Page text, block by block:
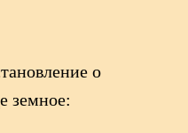
о
земное: